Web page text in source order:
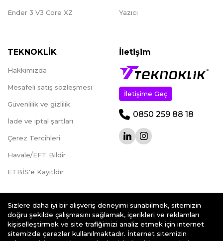
Ender 3 V3 Core XZ Yazıcı
TEKNOKLİK
Hakkımızda
Mesafeli satış sözleşmesi
Güvenlilik ve gizlilik
İade ve iptal şartları
Çerez Tercihleri
Havale/EFT Bildir
ETBİS'e Kayıtldır
İletişim
İletişime Geç
0850 259 88 18
teknoklik.com © 2026 - Her Hakkı Saklıdır.
Sizlere daha iyi bir alışveriş deneyimi sunabilmek, sitemizin
doğru şekilde çalışmasını sağlamak, içerikleri ve reklamları
kişiselleştirmek ve site trafiğimizi analiz etmek için internet
sitemizde çerezler kullanılmaktadır. İnternet sitemizin